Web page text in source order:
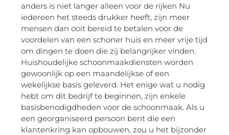
anders is niet langer alleen voor de rijken Nu
iedereen het steeds drukker heeft, zijn meer
mensen dan ooit bereid te betalen voor de
voordelen van een schoner huis en meer vrije tijd
om dingen te doen die zij belangrijker vinden.
Huishoudelijke schoonmaakdiensten worden
gewoonlijk op een maandelijkse of een
wekelijkse basis geleverd. Het enige wat u nodig
hebt om dit bedrijf te beginnen, zijn enkele
basisbenodigdheden voor de schoonmaak. Als u
een georganiseerd persoon bent die een
klantenkring kan opbouwen, zou u het bijzonder